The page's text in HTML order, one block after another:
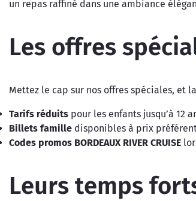
un repas raffiné dans une ambiance
Les offres
Mettez le cap sur nos offres spéciales, et
Tarifs réduits pour les enfants jusqu’à 12
Billets famille disponibles à prix
Codes promos BORDEAUX RIVER CRUISE
Leurs temps